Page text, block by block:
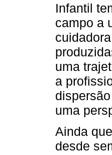
Infantil
campo a
uma
a
uma
Ainda
desde